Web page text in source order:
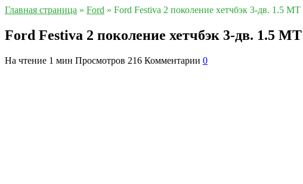
Главная страница » Ford » Ford Festiva 2 поколение хетчбэк 3-дв. 1.5
Ford Festiva 2 поколение хетчбэк 3-дв. 1.5 MT
На чтение 1 мин Просмотров 216 Комментарии 0